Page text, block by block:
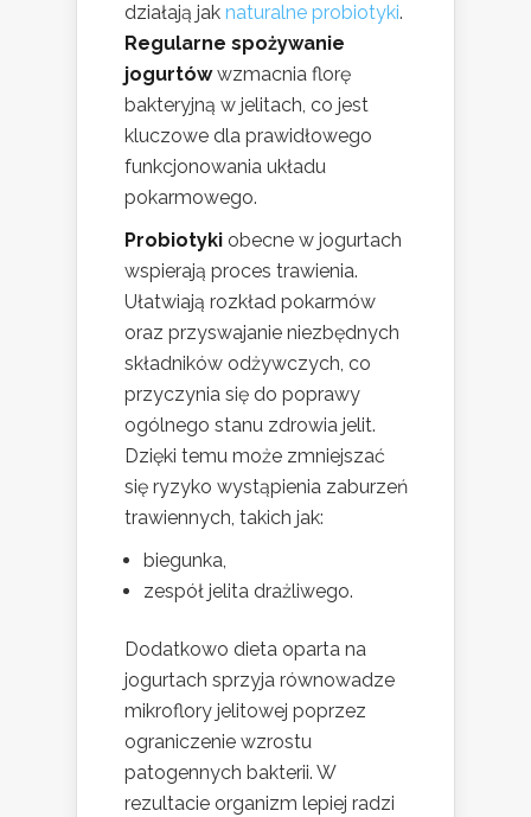
działają jak naturalne probiotyki.
Regularne spożywanie
jogurtówwzmacnia florę
bakteryjną w jelitach, co jest
kluczowe dla prawidłowego
funkcjonowania układu
pokarmowego.
Probiotyki obecne w jogurtach
wspierają proces trawienia.
Ułatwiają rozkład pokarmów
oraz przyswajanie niezbędnych
składników odżywczych, co
przyczynia się do poprawy
ogólnego stanu zdrowia jelit.
Dzięki temu może zmniejszać
się ryzyko wystąpienia zaburzeń
trawiennych, takich jak:
biegunka,
zespół jelita drażliwego.
Dodatkowo dieta oparta na
jogurtach sprzyja równowadze
mikroflory jelitowej poprzez
ograniczenie wzrostu
patogennych bakterii. W
rezultacie organizm lepiej radzi